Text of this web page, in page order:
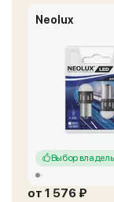
Neolux
Выбор
от 1 576 ₽